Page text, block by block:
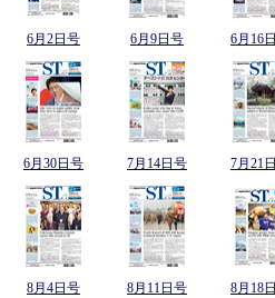
6月2日号 6月9日号 6月16
6月30日号 7月14日号 7月21
8月4日号 8月11日号 8月18